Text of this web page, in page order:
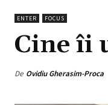
ENTER FOCUS
Cine îi
De Ovidiu Gherasim-Proca